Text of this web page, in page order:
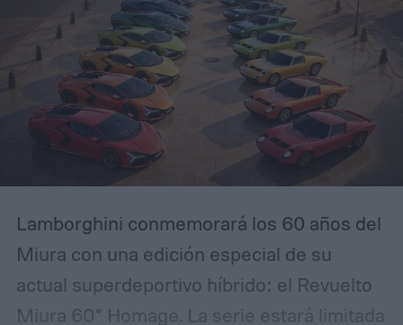
Lamborghini conmemorará los 60 años del
Miura con una edición especial de su
actual superdeportivo híbrido: el Revuelto
Miura 60° Homage. La serie estará limitada